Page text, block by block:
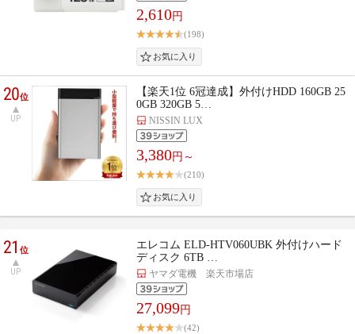
2,610円
(198)
20位
UP
【楽天1位 6冠達成】外付けHDD 160GB 25
0GB 320GB 5…
NISSIN LUX
3,380円～
(210)
21位
UP
エレコム ELD-HTV060UBK 外付けハード
ディスク 6TB …
ヤマダ電機 楽天市場店
27,099円
(42)